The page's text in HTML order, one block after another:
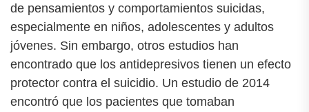
de pensamientos y comportamientos suicidas,
especialmente en niños, adolescentes y adultos
jóvenes. Sin embargo, otros estudios han
encontrado que los antidepresivos tienen un efecto
protector contra el suicidio. Un estudio de 2014
encontró que los pacientes que tomaban